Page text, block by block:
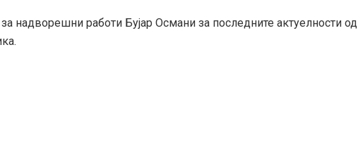
надворешни работи Бујар Османи за последните актуелности од